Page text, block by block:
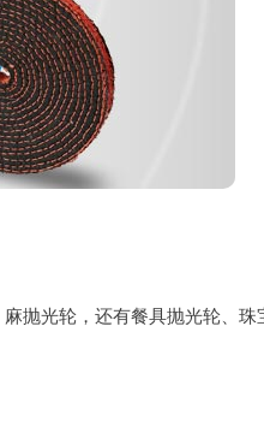
抛光轮，还有餐具抛光轮、珠